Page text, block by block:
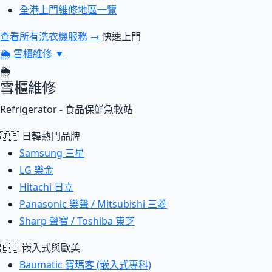
全港上門維修地區一覽
查看所有洗衣機服務 → 快速上門
🌦 雪櫃維修 ▼
🌦
雪櫃維修
Refrigerator - 食品保鮮急救站
🇯🇵 日韓熱門品牌
Samsung 三星
LG 樂金
Hitachi 日立
Panasonic 樂聲 / Mitsubishi 三菱
Sharp 聲寶 / Toshiba 東芝
🇪🇺 嵌入式與歐美
Baumatic 寶瑪客 (嵌入式專科)